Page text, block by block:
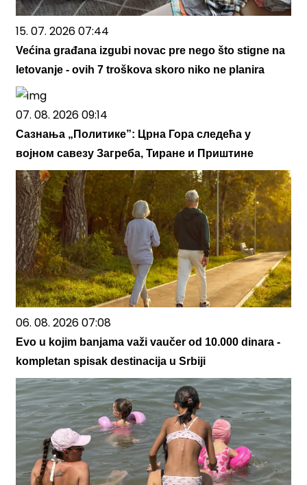
15. 07. 2026 07:44
Većina građana izgubi novac pre nego što stigne na
letovanje - ovih 7 troškova skoro niko ne planira
07. 08. 2026 09:14
Сазнања „Политике”: Црна Гора следећа у
војном савезу Загреба, Тиране и Приштине
06. 08. 2026 07:08
Evo u kojim banjama važi vaučer od 10.000 dinara -
kompletan spisak destinacija u Srbiji